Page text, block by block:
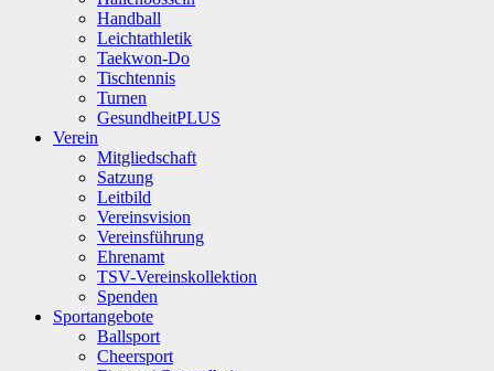
Handball
Leichtathletik
Taekwon-Do
Tischtennis
Turnen
GesundheitPLUS
Verein
Mitgliedschaft
Satzung
Leitbild
Vereinsvision
Vereinsführung
Ehrenamt
TSV-Vereinskollektion
Spenden
Sportangebote
Ballsport
Cheersport